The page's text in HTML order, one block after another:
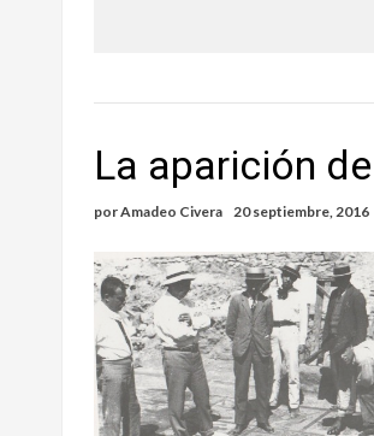
La aparición
porAmadeo Civera 20 septiembre, 2016